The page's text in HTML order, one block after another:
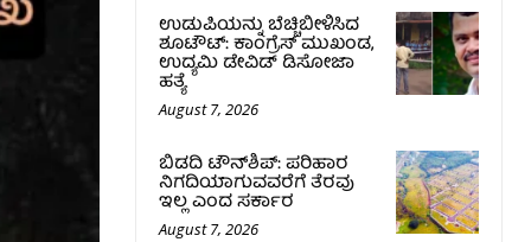
ಉಡುಪಿಯನ್ನು ಬೆಚ್ಚಿಬೀಳಿಸಿದ
ಶೂಟೌಟ್‌: ಕಾಂಗ್ರೆಸ್‌ ಮುಖಂಡ,
ಉದ್ಯಮಿ ಡೇವಿಡ್ ಡಿಸೋಜಾ
ಹತ್ಯೆ
August 7, 2026
ಬಿಡದಿ ಟೌನ್‌ಶಿಪ್‌: ಪರಿಹಾರ
ನಿಗದಿಯಾಗುವವರೆಗೆ ತೆರವು
ಇಲ್ಲ ಎಂದ ಸರ್ಕಾರ
August 7, 2026